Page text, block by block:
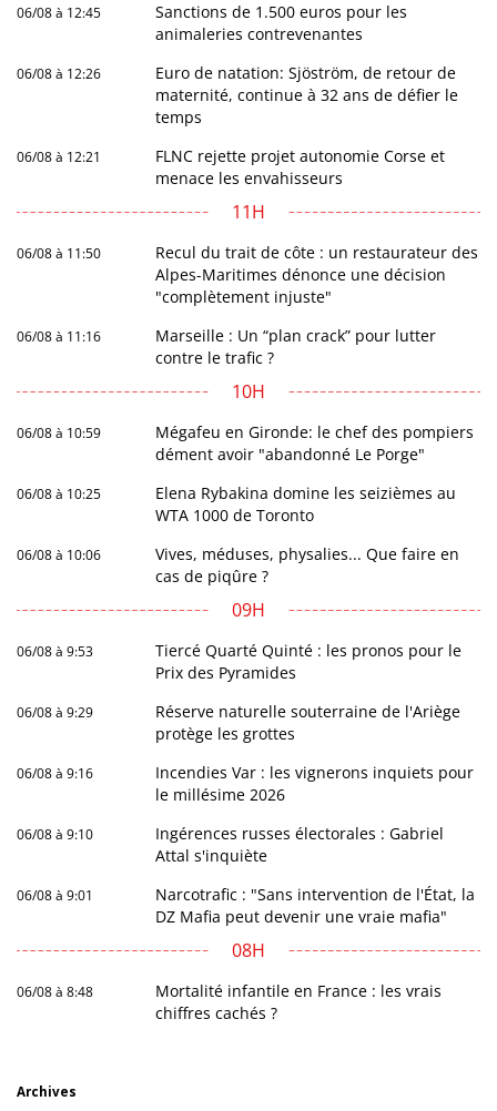
06/08 à 12:45
Sanctions de 1.500 euros pour les
animaleries contrevenantes
06/08 à 12:26
Euro de natation: Sjöström, de retour de
maternité, continue à 32 ans de défier le
temps
06/08 à 12:21
FLNC rejette projet autonomie Corse et
menace les envahisseurs
11H
06/08 à 11:50
Recul du trait de côte : un restaurateur des
Alpes-Maritimes dénonce une décision
"complètement injuste"
06/08 à 11:16
Marseille : Un “plan crack” pour lutter
contre le trafic ?
10H
06/08 à 10:59
Mégafeu en Gironde: le chef des pompiers
dément avoir "abandonné Le Porge"
06/08 à 10:25
Elena Rybakina domine les seizièmes au
WTA 1000 de Toronto
06/08 à 10:06
Vives, méduses, physalies... Que faire en
cas de piqûre ?
09H
06/08 à 9:53
Tiercé Quarté Quinté : les pronos pour le
Prix des Pyramides
06/08 à 9:29
Réserve naturelle souterraine de l'Ariège
protège les grottes
06/08 à 9:16
Incendies Var : les vignerons inquiets pour
le millésime 2026
06/08 à 9:10
Ingérences russes électorales : Gabriel
Attal s'inquiète
06/08 à 9:01
Narcotrafic : "Sans intervention de l'État, la
DZ Mafia peut devenir une vraie mafia"
08H
06/08 à 8:48
Mortalité infantile en France : les vrais
chiffres cachés ?
Archives